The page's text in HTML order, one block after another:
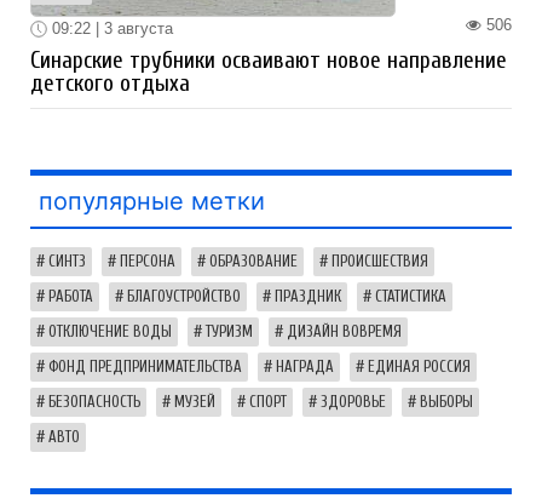
506
09:22 | 3 августа
Синарские трубники осваивают новое направление
детского отдыха
популярные метки
СИНТЗ ПЕРСОНА ОБРАЗОВАНИЕ ПРОИСШЕСТВИЯ
РАБОТА БЛАГОУСТРОЙСТВО ПРАЗДНИК СТАТИСТИКА
ОТКЛЮЧЕНИЕ ВОДЫ ТУРИЗМ ДИЗАЙН ВОВРЕМЯ
ФОНД ПРЕДПРИНИМАТЕЛЬСТВА НАГРАДА ЕДИНАЯ РОССИЯ
БЕЗОПАСНОСТЬ МУЗЕЙ СПОРТ ЗДОРОВЬЕ ВЫБОРЫ
АВТО